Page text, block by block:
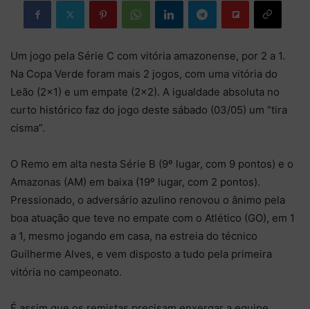
Um jogo pela Série C com vitória amazonense, por 2 a 1.
Na Copa Verde foram mais 2 jogos, com uma vitória do
Leão (2×1) e um empate (2×2). A igualdade absoluta no
curto histórico faz do jogo deste sábado (03/05) um “tira
cisma”.
O Remo em alta nesta Série B (9º lugar, com 9 pontos) e o
Amazonas (AM) em baixa (19º lugar, com 2 pontos).
Pressionado, o adversário azulino renovou o ânimo pela
boa atuação que teve no empate com o Atlético (GO), em 1
a 1, mesmo jogando em casa, na estreia do técnico
Guilherme Alves, e vem disposto a tudo pela primeira
vitória no campeonato.